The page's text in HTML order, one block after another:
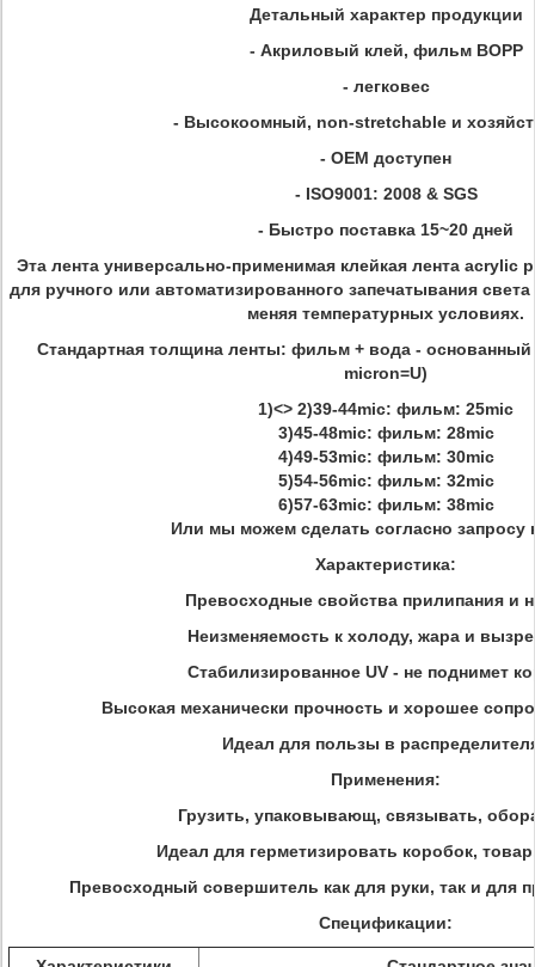
Детальный характер продукции
- Акриловый клей, фильм BOPP
- легковес
- Высокоомный, non-stretchable и
- OEM доступен
- ISO9001: 2008 & SGS
- Быстро поставка 15~20 дней
Эта лента универсально-применимая клейкая лента acrylic
для ручного или автоматизированного запечатывания
меняя температурных условиях.
Стандартная толщина ленты: фильм + вода -
micron=U)
1)<> 2)39-44mic: фильм: 25mic
3)45-48mic: фильм: 28mic
4)49-53mic: фильм: 30mic
5)54-56mic: фильм: 32mic
6)57-63mic: фильм: 38mic
Или мы можем сделать согласно запросу
Характеристика:
Превосходные свойства прилипания и
Неизменяемость к холоду, жара и
Стабилизированное UV - не поднимет
Высокая механически прочность и хорошее
Идеал для пользы в
Применения:
Грузить, упаковывающ, связывать,
Идеал для герметизировать коробок,
Превосходный совершитель как для руки, так и для
Спецификации: